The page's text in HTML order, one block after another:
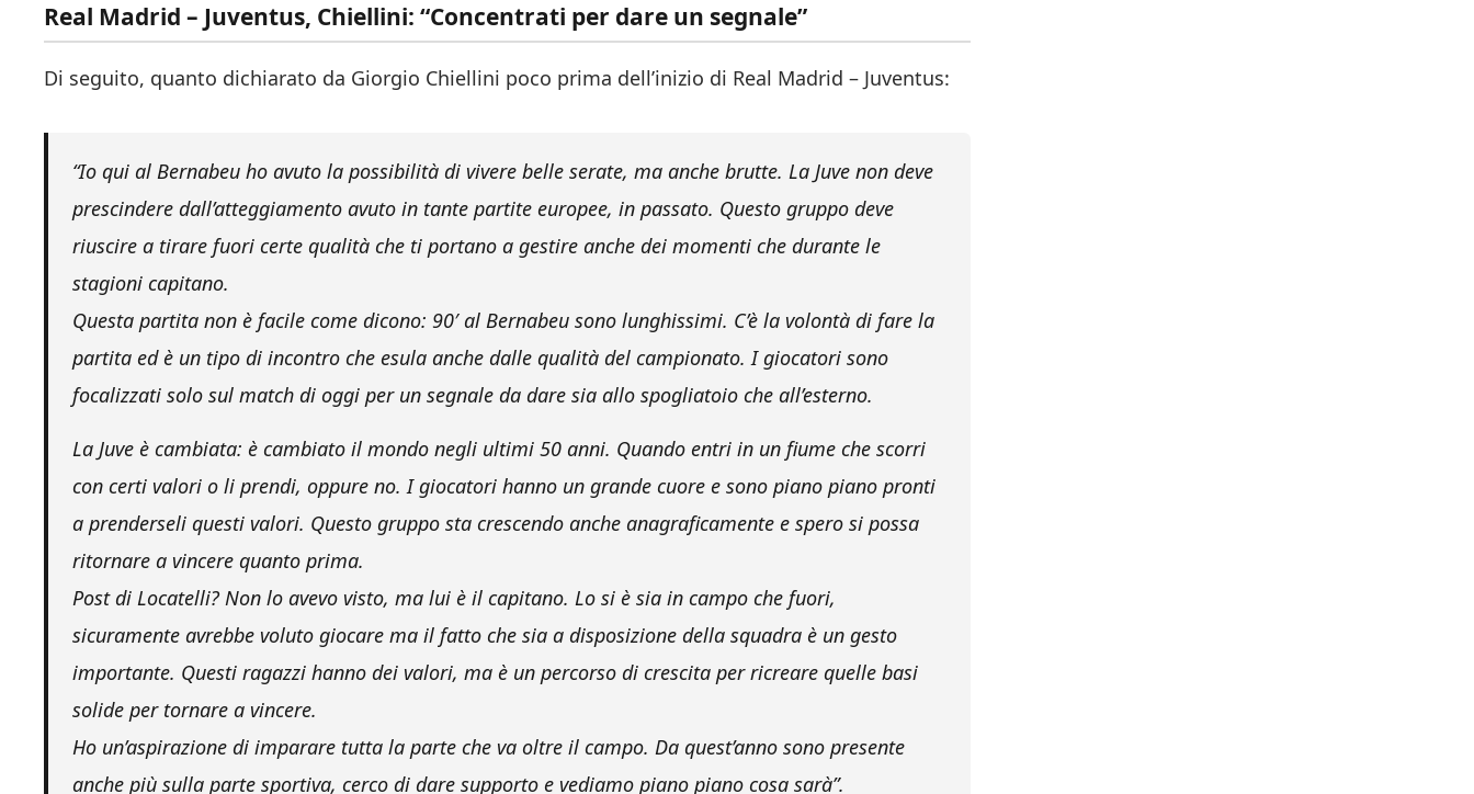
Real Madrid – Juventus, Chiellini: “Concentrati per dare un segnale”
Di seguito, quanto dichiarato da Giorgio Chiellini poco prima dell’inizio di Real Madrid – Juventus:
“Io qui al Bernabeu ho avuto la possibilità di vivere belle serate, ma anche brutte. La Juve non deve
prescindere dall’atteggiamento avuto in tante partite europee, in passato. Questo gruppo deve
riuscire a tirare fuori certe qualità che ti portano a gestire anche dei momenti che durante le
stagioni capitano.
Questa partita non è facile come dicono: 90′ al Bernabeu sono lunghissimi. C’è la volontà di fare la
partita ed è un tipo di incontro che esula anche dalle qualità del campionato. I giocatori sono
focalizzati solo sul match di oggi per un segnale da dare sia allo spogliatoio che all’esterno.
La Juve è cambiata: è cambiato il mondo negli ultimi 50 anni. Quando entri in un fiume che scorri
con certi valori o li prendi, oppure no. I giocatori hanno un grande cuore e sono piano piano pronti
a prenderseli questi valori. Questo gruppo sta crescendo anche anagraficamente e spero si possa
ritornare a vincere quanto prima.
Post di Locatelli? Non lo avevo visto, ma lui è il capitano. Lo si è sia in campo che fuori,
sicuramente avrebbe voluto giocare ma il fatto che sia a disposizione della squadra è un gesto
importante. Questi ragazzi hanno dei valori, ma è un percorso di crescita per ricreare quelle basi
solide per tornare a vincere.
Ho un’aspirazione di imparare tutta la parte che va oltre il campo. Da quest’anno sono presente
anche più sulla parte sportiva, cerco di dare supporto e vediamo piano piano cosa sarà”.